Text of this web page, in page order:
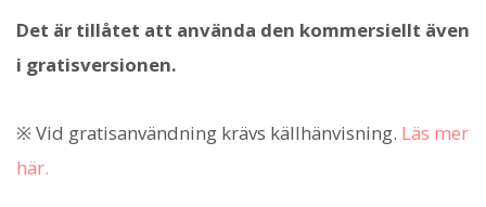
Det är tillåtet att använda den kommersiellt även
i gratisversionen.
※ Vid gratisanvändning krävs källhänvisning. Läs mer
här.